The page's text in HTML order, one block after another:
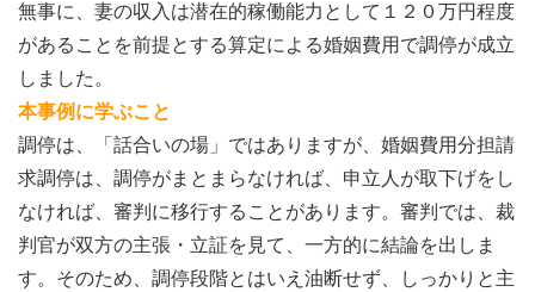
無事に、妻の収入は潜在的稼働能力として１２０万円程度
があることを前提とする算定による婚姻費用で調停が成立
しました。
本事例に学ぶこと
調停は、「話合いの場」ではありますが、婚姻費用分担請
求調停は、調停がまとまらなければ、申立人が取下げをし
なければ、審判に移行することがあります。審判では、裁
判官が双方の主張・立証を見て、一方的に結論を出しま
す。そのため、調停段階とはいえ油断せず、しっかりと主